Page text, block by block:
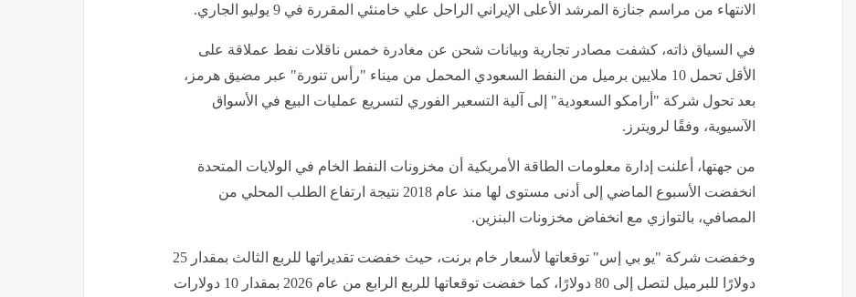
الانتهاء من مراسم جنازة المرشد الأعلى الإيراني الراحل علي خامنئي المقررة في 9 يوليو الجاري.
في السياق ذاته، كشفت مصادر تجارية وبيانات شحن عن مغادرة خمس ناقلات نفط عملاقة على
الأقل تحمل 10 ملايين برميل من النفط السعودي المحمل من ميناء "رأس تنورة" عبر مضيق هرمز،
بعد تحول شركة "أرامكو السعودية" إلى آلية التسعير الفوري لتسريع عمليات البيع في الأسواق
الآسيوية، وفقًا لرويترز.
من جهتها، أعلنت إدارة معلومات الطاقة الأمريكية أن مخزونات النفط الخام في الولايات المتحدة
انخفضت الأسبوع الماضي إلى أدنى مستوى لها منذ عام 2018 نتيجة ارتفاع الطلب المحلي من
المصافي، بالتوازي مع انخفاض مخزونات البنزين.
وخفضت شركة "يو بي إس" توقعاتها لأسعار خام برنت، حيث خفضت تقديراتها للربع الثالث بمقدار 25
دولارًا للبرميل لتصل إلى 80 دولارًا، كما خفضت توقعاتها للربع الرابع من عام 2026 بمقدار 10 دولارات